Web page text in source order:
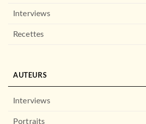
Interviews
Recettes
AUTEURS
Interviews
Portraits